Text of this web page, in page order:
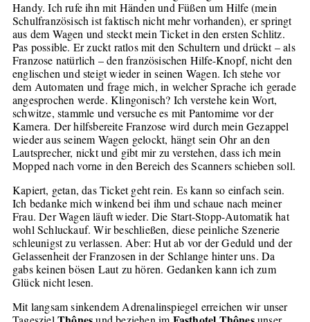
Handy. Ich rufe ihn mit Händen und Füßen um Hilfe (mein
Schulfranzösisch ist faktisch nicht mehr vorhanden), er springt
aus dem Wagen und steckt mein Ticket in den ersten Schlitz.
Pas possible. Er zuckt ratlos mit den Schultern und drückt – als
Franzose natürlich – den französischen Hilfe-Knopf, nicht den
englischen und steigt wieder in seinen Wagen. Ich stehe vor
dem Automaten und frage mich, in welcher Sprache ich gerade
angesprochen werde. Klingonisch? Ich verstehe kein Wort,
schwitze, stammle und versuche es mit Pantomime vor der
Kamera. Der hilfsbereite Franzose wird durch mein Gezappel
wieder aus seinem Wagen gelockt, hängt sein Ohr an den
Lautsprecher, nickt und gibt mir zu verstehen, dass ich mein
Mopped nach vorne in den Bereich des Scanners schieben soll.
Kapiert, getan, das Ticket geht rein. Es kann so einfach sein.
Ich bedanke mich winkend bei ihm und schaue nach meiner
Frau. Der Wagen läuft wieder. Die Start-Stopp-Automatik hat
wohl Schluckauf. Wir beschließen, diese peinliche Szenerie
schleunigst zu verlassen. Aber: Hut ab vor der Geduld und der
Gelassenheit der Franzosen in der Schlange hinter uns. Da
gabs keinen bösen Laut zu hören. Gedanken kann ich zum
Glück nicht lesen.
Mit langsam sinkendem Adrenalinspiegel erreichen wir unser